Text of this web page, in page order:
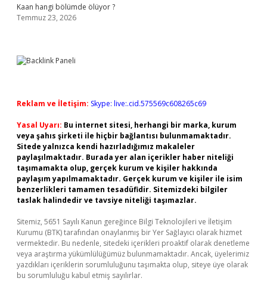
Kaan hangi bölümde ölüyor ?
Temmuz 23, 2026
Reklam ve İletişim: Skype: live:.cid.575569c608265c69
Yasal Uyarı: Bu internet sitesi, herhangi bir marka, kurum
veya şahıs şirketi ile hiçbir bağlantısı bulunmamaktadır.
Sitede yalnızca kendi hazırladığımız makaleler
paylaşılmaktadır. Burada yer alan içerikler haber niteliği
taşımamakta olup, gerçek kurum ve kişiler hakkında
paylaşım yapılmamaktadır. Gerçek kurum ve kişiler ile isim
benzerlikleri tamamen tesadüfidir. Sitemizdeki bilgiler
taslak halindedir ve tavsiye niteliği taşımazlar.
Sitemiz, 5651 Sayılı Kanun gereğince Bilgi Teknolojileri ve İletişim
Kurumu (BTK) tarafından onaylanmış bir Yer Sağlayıcı olarak hizmet
vermektedir. Bu nedenle, sitedeki içerikleri proaktif olarak denetleme
veya araştırma yükümlülüğümüz bulunmamaktadır. Ancak, üyelerimiz
yazdıkları içeriklerin sorumluluğunu taşımakta olup, siteye üye olarak
bu sorumluluğu kabul etmiş sayılırlar.